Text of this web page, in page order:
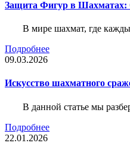
Защита Фигур в Шахматах:
В мире шахмат, где
Подробнее
09.03.2026
Искусство шахматного
В данной статье мы
Подробнее
22.01.2026